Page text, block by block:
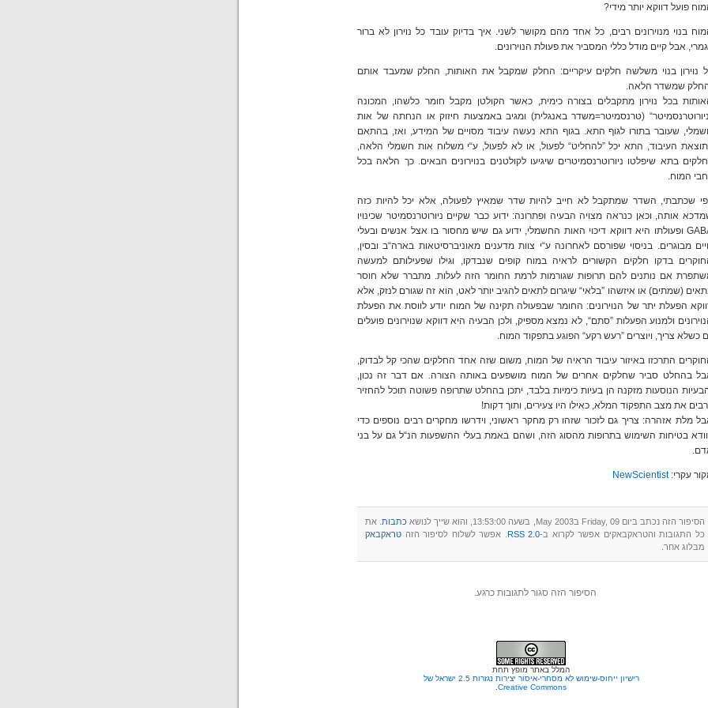
פועל דווקא יותר מידי?
בנוי מנוירונים רבים, כל אחד מהם מקושר לשני. איך בדיוק עובד כל נוירון לא ברור
אבל קיים מודל כללי המסביר את פעולת הנוירונים.
נוירון בנוי משלשה חלקים עיקריים: החלק שמקבל את האותות, החלק שמעבד אותם
שמשדר הלאה.
בכל נוירון מתקבלים בצורה כימית, כאשר הקולטן מקבל חומר כלשהו, המכונה
(טרנסמיטר=משדר באנגלית) ומגיב באמצעות חיזוק או הנחתה של אות
שעובר בתורו לגוף התא. בגוף התא נעשה עיבוד מסויים של המידע, ואז, בהתאם
העיבוד, התא יכל ”להחליט“ לפעול, או לא לפעול, ע“י משלוח אות חשמלי הלאה,
בתא שיפלטו ניורוטרנסמיטרים שיגיעו לקולטנים בנוירונים הבאים. כך הלאה בכל
המוח.
שכתבתי, השדר שמתקבל לא חייב להיות שדר שמאיץ לפעולה, אלא יכל להיות כזה
אותה, וכאן כנראה מצויה הבעיה ופתרונה: ידוע כבר שקיים ניורוטרנסמיטר שכינויו
GABA ופעולתו היא דווקא דיכוי האות החשמלי, ידוע גם שיש מחסור בו אצל אנשים ובעלי
מבוגרים. בניסוי שפורסם לאחרונה ע“י צוות מדענים מאוניברסיטאות בארה“ב ובסין,
בדקו חלקים הקשורים לראיה במוח קופים שנבדקו, וגילו שפעילותם למעשה
אם נותנים להם תרופות שגורמות לרמת החומר הזה לעלות. מתברר שלא חוסר
(שמתים) או איזשהו ”בלאי“ שיגרום לתאים להגיב יותר לאט, הוא זה שגורם לנזק, אלא
הפעלת יתר של הנוירונים: החומר שבפעולה תקינה של המוח יודע לווסת את הפעלת
ולמנוע הפעלות ”סתם“, לא נמצא מספיק, ולכן הבעיה היא דווקא שנוירונים פועלים
כשלא צריך, ויוצרים ”רעש רקע“ הפוגע בתפקוד המוח.
התרכזו באיזור עיבוד הראיה של המוח, משום שזה אחד החלקים שהכי קל לבדוק,
בהחלט סביר שחלקים אחרים של המוח מושפעים באותה הצורה. אם דבר זה נכון,
הנוסעות מזקנה הן בעיות כימיות בלבד, יתכן בהחלט שתרופה פשוטה תוכל להחזיר
את מצב התפקוד המלא, כאילו היו צעירים, ותוך דקות!
מלת אזהרה: צריך גם לזכור שזהו רק מחקר ראשוני, וידרשו מחקרים רבים נוספים כדי
בטיחות השימוש בתרופות מהסוג הזה, ושהם באמת בעלי ההשפעות הנ“ל גם על בני
עקרי:NewScientist
הסיפור הזה נכתב ביום Friday, 09 בMay 2003, בשעה 13:53:00, והוא שייך לנושא כתבות. את
כל התגובות והטראקבאקים אפשר לקרוא ב-RSS 2.0 ‏. אפשר לשלוח לסיפור הזה טראקבאק
מבלוג אחר.‏
הסיפור הזה סגור לתגובות כרגע.
המלל באתר מופץ תחת
רישיון ייחוס-שימוש לא מסחרי-איסור יצירות נגזרות 2.5 ישראל של
Creative Commons